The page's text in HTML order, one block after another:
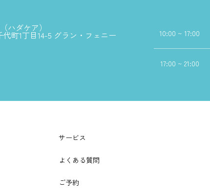
ハダケア）
代町1丁目14-5 グラン・フェニー 10:00 ~ 17:00
17:00 ~ 21:00
サービス
よくある質問
ご予約